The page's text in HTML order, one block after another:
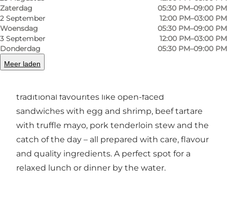
Zaterdag
05:30 PM–09:00 PM
2 September
Woensdag
12:00 PM–03:00 PM
05:30 PM–09:00 PM
3 September
Donderdag
12:00 PM–03:00 PM
05:30 PM–09:00 PM
Meer laden
Classic dishes and harbour charm at Hotel
Færgegården
By Faaborg Harbour, the cosy
Færgegården
traditional favourites like open-faced
sandwiches with egg and shrimp, beef tartare
with truffle mayo, pork tenderloin stew and the
catch of the day – all prepared with care, flavour
and quality ingredients. A perfect spot for a
relaxed lunch or dinner by the water.